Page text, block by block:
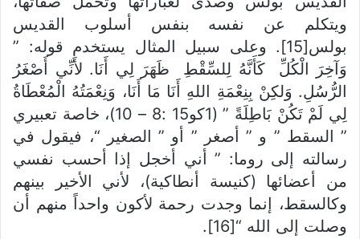
ويتكلم عن نفسه بنفس أسلوب القديس
بولس[15]. وعلى سبيل المثال يستخدم قوله: ”
وَآخِرَ الْكُلِّ ­ كَأَنَّهُ لِلسِّقْطِ ­ ظَهَرَ لِي أَنَا. لأَنِّي أَصْغَرُ
الرُّسُلِ. وَلكِنْ بِنِعْمَةِ اللهِ أَنَا مَا أَنَا، وَنِعْمَتُهُ الْمُعْطَاةُ
لِي لَمْ تَكُنْ بَاطِلَةً ” (1كو15 :8 – 10)، خاصة تعبيري
” السقط ” و ” أصغر ” أو ” الصغير “، فيقول في
رسالته إلى روما: ” أني أخجل إذا أحسب نفسي
من أعضائها (كنيسة أنطاكية)، لأني الأخير بينهم
وكالسقط، إنما وجدت رحمة لأكون واحداً منهم أن
وصلت إلى الله “[16].